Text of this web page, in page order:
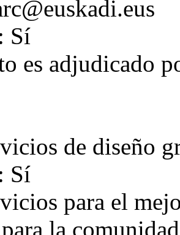
Sí
es adjudicado
de diseño
Sí
para el
la comunidad